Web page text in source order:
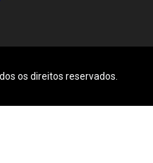
os direitos reservados.